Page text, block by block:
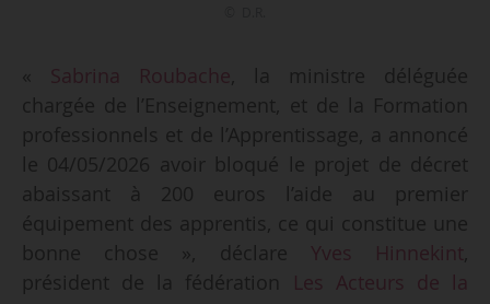
Sabrina Roubache, la ministre déléguée
chargée de l’Enseignement, et de la Formation
professionnels et de l’Apprentissage, a annoncé
le 04/05/2026 avoir bloqué le projet de décret
abaissant à 200 euros l’aide au premier
équipement des apprentis, ce qui constitue une
bonne chose », déclare Yves Hinnekint,
président de la fédération Les Acteurs de la